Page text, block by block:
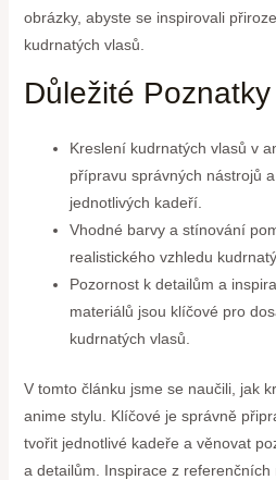
obrázky, abyste se inspirovali
kudrnatých vlasů.
Důležité
Kreslení kudrnatých vlasů v
přípravu správných nástrojů
jednotlivých kadeří.
Vhodné barvy a stínování
realistického vzhledu
Pozornost k detailům a
materiálů jsou klíčové pro
kudrnatých vlasů.
V tomto článku jsme se naučili, jak
anime stylu. Klíčové je správně
tvořit jednotlivé kadeře a věnovat
a detailům. Inspirace z